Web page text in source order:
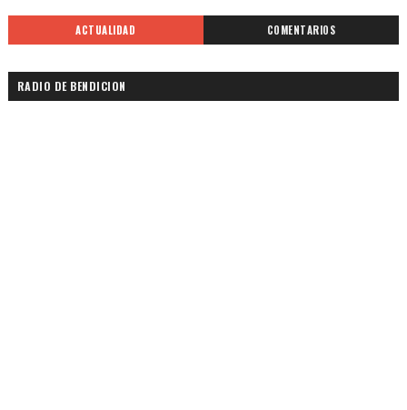
ACTUALIDAD COMENTARIOS
RADIO DE BENDICION